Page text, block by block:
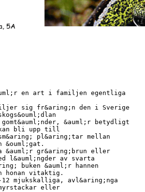
en art i familjen egentliga
sig fr&aring;n den i Sverige
&auml;r betydligt
kan bli upp till
pl&aring;tar mellan
&ouml;gat.
&auml;r gr&aring;brun eller
l&auml;ngder av svarta
buken &auml;r hannen
honan vitaktig.
12 mjukskalliga, avl&aring;nga
eller